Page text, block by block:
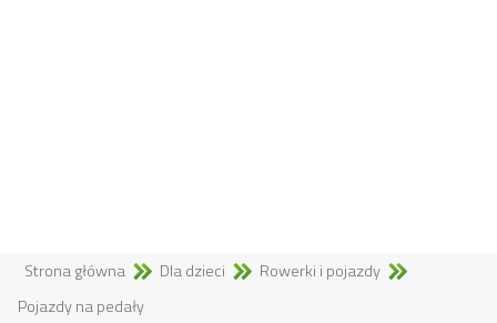
Strona główna Dla dzieci
Rowerki i pojazdy
Pojazdy na pedały